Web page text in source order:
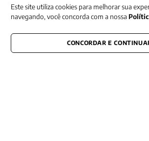
Receba nossas promoções
Este site utiliza cookies para melhorar sua
navegando, você concorda com a nossa
CONCORDAR E